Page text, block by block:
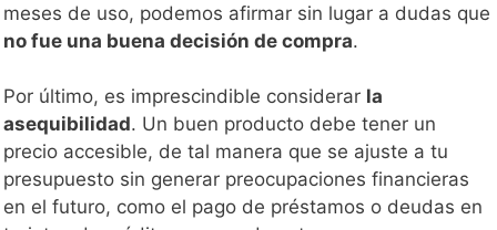
meses de uso, podemos afirmar sin lugar a dudas que
no fue una buena decisión de compra.
Por último, es imprescindible considerar la
asequibilidad. Un buen producto debe tener un
precio accesible, de tal manera que se ajuste a tu
presupuesto sin generar preocupaciones financieras
en el futuro, como el pago de préstamos o deudas en